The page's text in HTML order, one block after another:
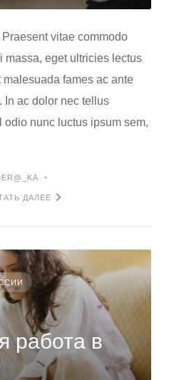
vitae commodo
massa, eget ultricies lectus
fames ac ante
In ac dolor nec tellus
nunc luctus ipsum sem,
ДАЛЕЕ
работа в